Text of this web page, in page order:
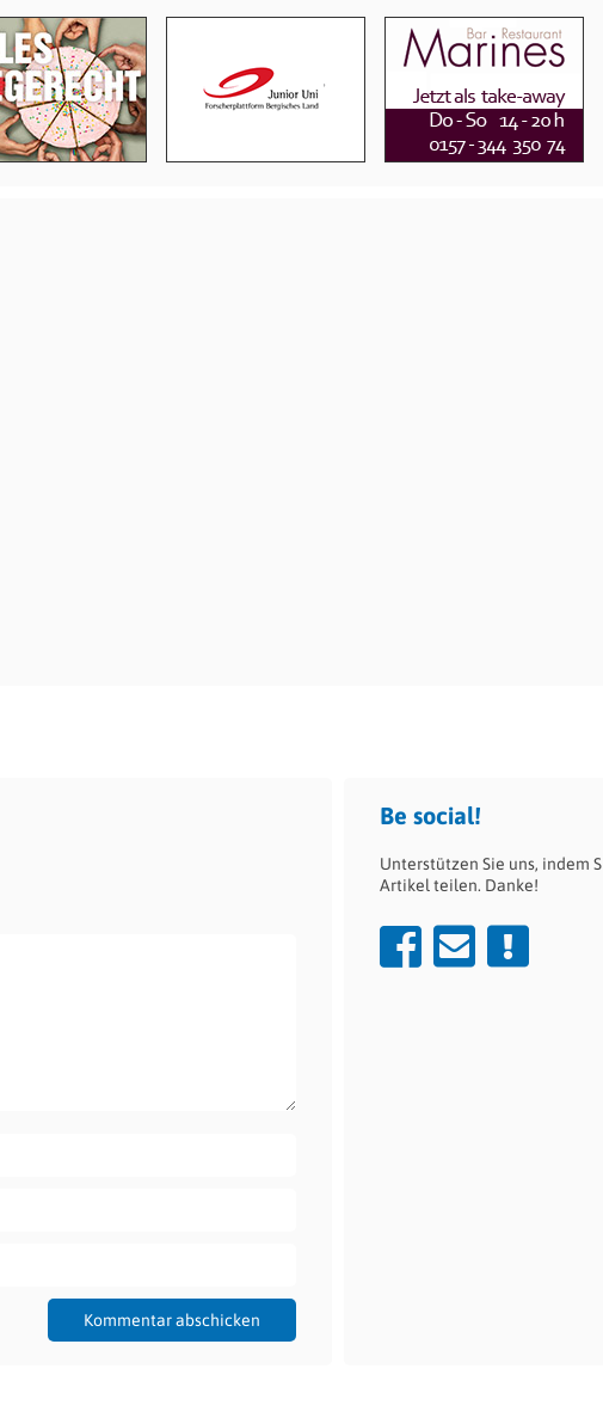
Be social!
Unterstützen Sie uns, indem
Artikel teilen. Danke!